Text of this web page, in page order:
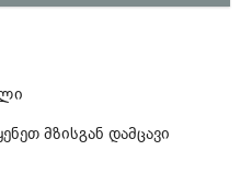
მზისგან დამცავი